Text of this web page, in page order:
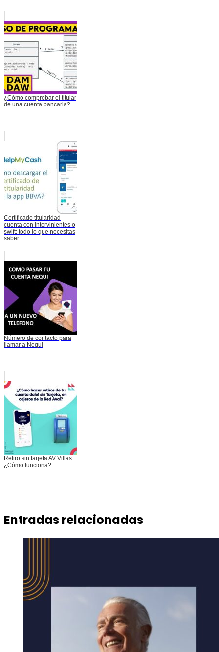
¿Cómo comprobar el titular
de una cuenta bancaria?
Certificado titularidad
cuenta con intervinientes o
swift: todo lo que necesitas
saber
Número de contacto para
llamar a Nequi
Retiro sin tarjeta AV Villas:
¿Cómo funciona?
Entradas relacionadas